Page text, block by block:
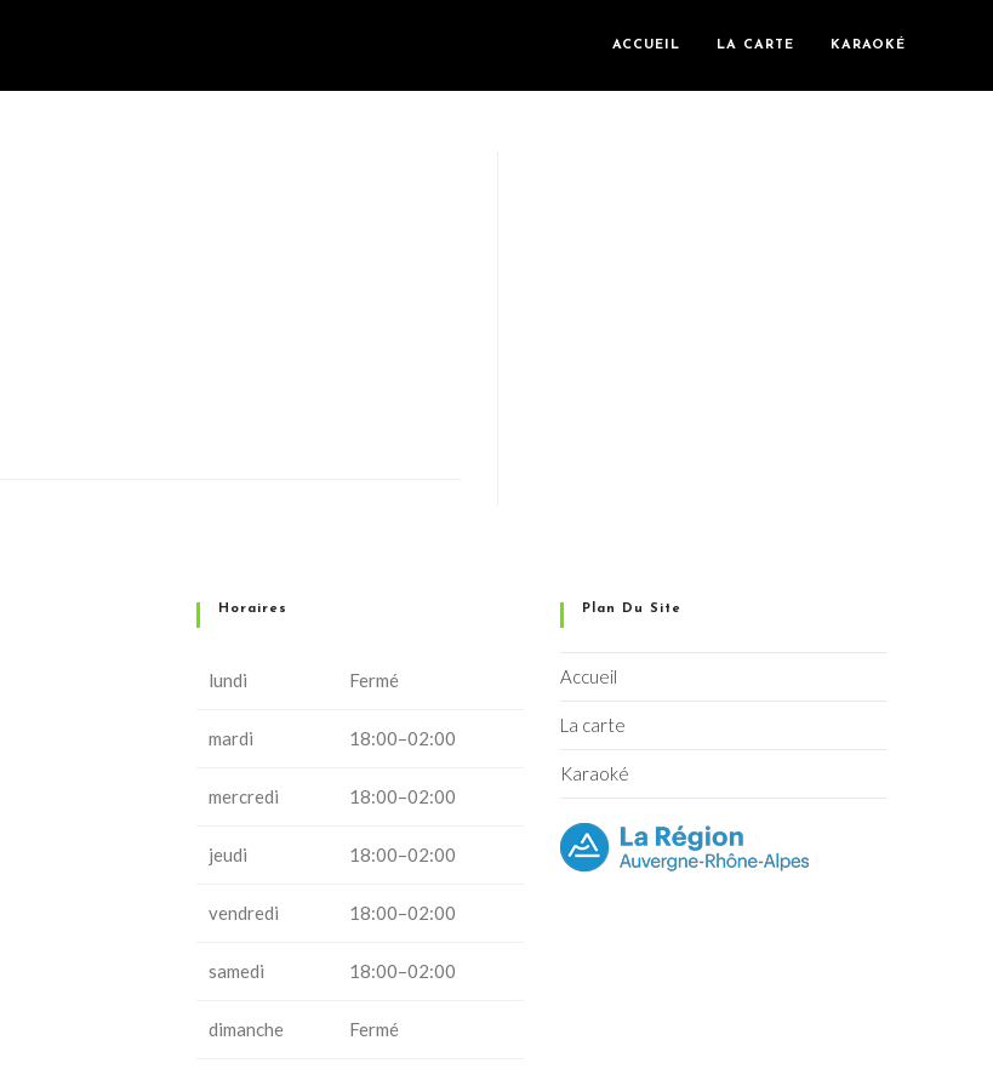
ACCUEIL LA CARTE KARAOKÉ
Horaires
lundi Fermé
mardi 18:00–02:00
mercredi 18:00–02:00
jeudi 18:00–02:00
vendredi 18:00–02:00
samedi 18:00–02:00
dimanche Fermé
Plan Du Site
Accueil
La carte
Karaoké